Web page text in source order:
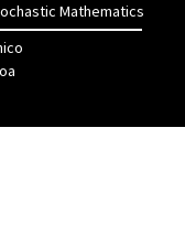
Mathematics